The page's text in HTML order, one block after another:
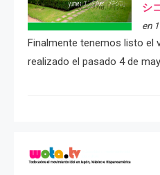
シ
en
Finalmente tenemos listo el
realizado el pasado 4 de